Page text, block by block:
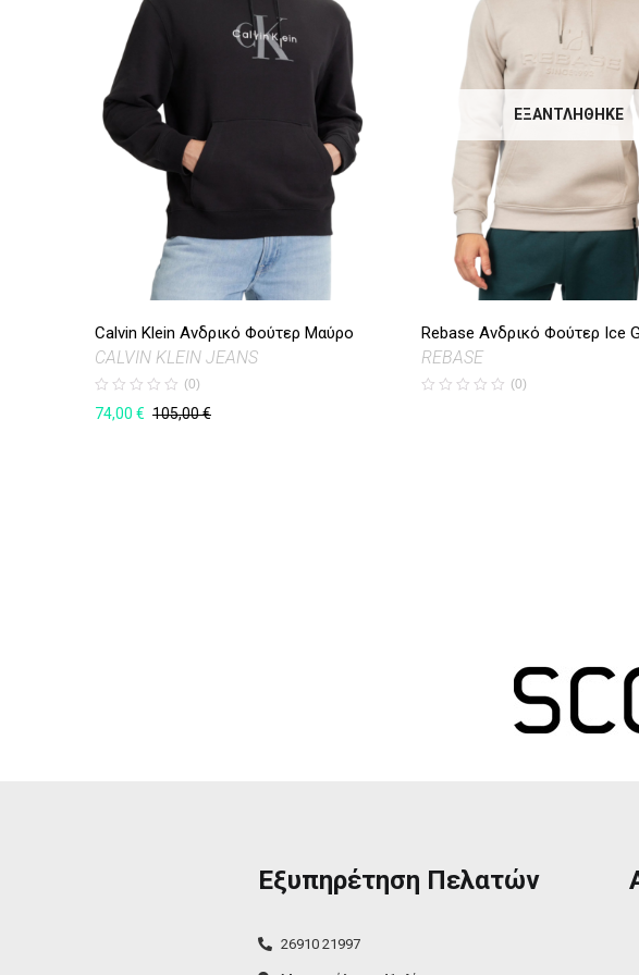
Calvin Klein Ανδρικό Φούτερ Μαύρο
CALVIN KLEIN JEANS
(0)
74,00 € 105,00€
ΕΞΑΝΤΛΉΘΗΚΕ
Rebase Ανδρικό Φούτερ Ice
REBASE
(0)
Εξυπηρέτηση Πελατών
26910 21997